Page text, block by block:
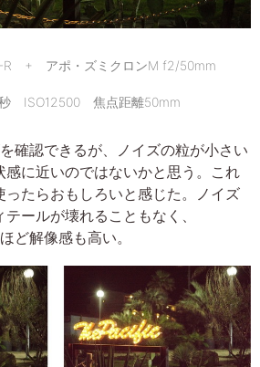
R + アポ・ズミクロンM f2/50mm
ISO12500 焦点距離50mm
確認できるが、ノイズの粒が小さい
感に近いのではないかと思う。これ
ったらおもしろいと感じた。ノイズ
ールが壊れることもなく、
ど解像感も高い。